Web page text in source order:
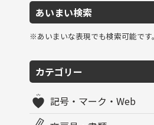
あいまい検索
※あいまいな表現でも検索可能です。
カテゴリー
記号・マーク・Web